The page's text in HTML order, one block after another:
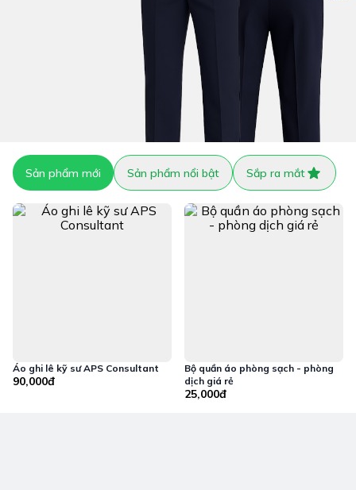
Sản phẩm mới Sản phẩm nổi bật Sắp ra mắt
Áo ghi lê kỹ sư APS Consultant
90,000đ
Bộ quần áo phòng sạch - phòng
dịch giá rẻ
25,000đ